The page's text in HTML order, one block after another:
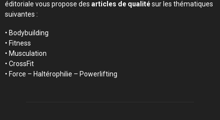
éditoriale vous propose des articles de qualitésur les thématiques
suivantes :
• Bodybuilding
• Fitness
• Musculation
• CrossFit
• Force – Haltérophilie – Powerlifting